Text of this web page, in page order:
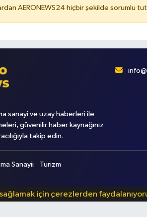
AERONEWS24 hiçbir şekilde sorumlu
sanayi ve uzay haberleri ile
güvenilir haber kaynağınız
takip edin.
Sanayii Turizm
için çerezlerden